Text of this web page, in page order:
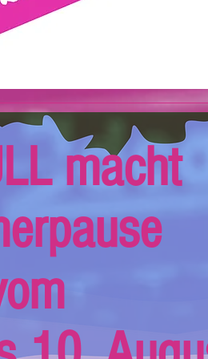
macht